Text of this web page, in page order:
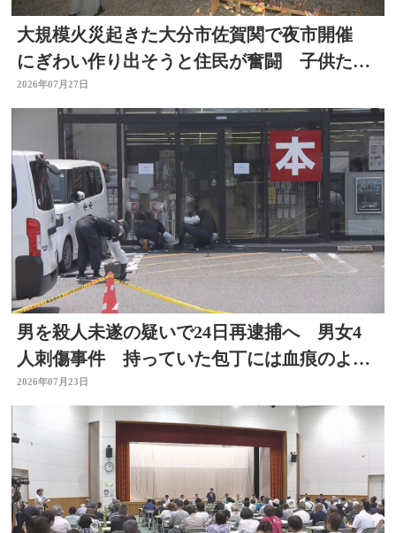
大規模火災起きた大分市佐賀関で夜市開催
にぎわい作り出そうと住民が奮闘 子供たち
も出店に挑戦 大分
2026年07月27日
男を殺人未遂の疑いで24日再逮捕へ 男女4
人刺傷事件 持っていた包丁には血痕のよう
なもの付着
2026年07月23日